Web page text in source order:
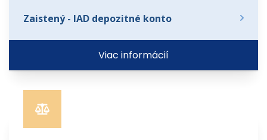
Zaistený - IAD depozitné konto
Viac informácií